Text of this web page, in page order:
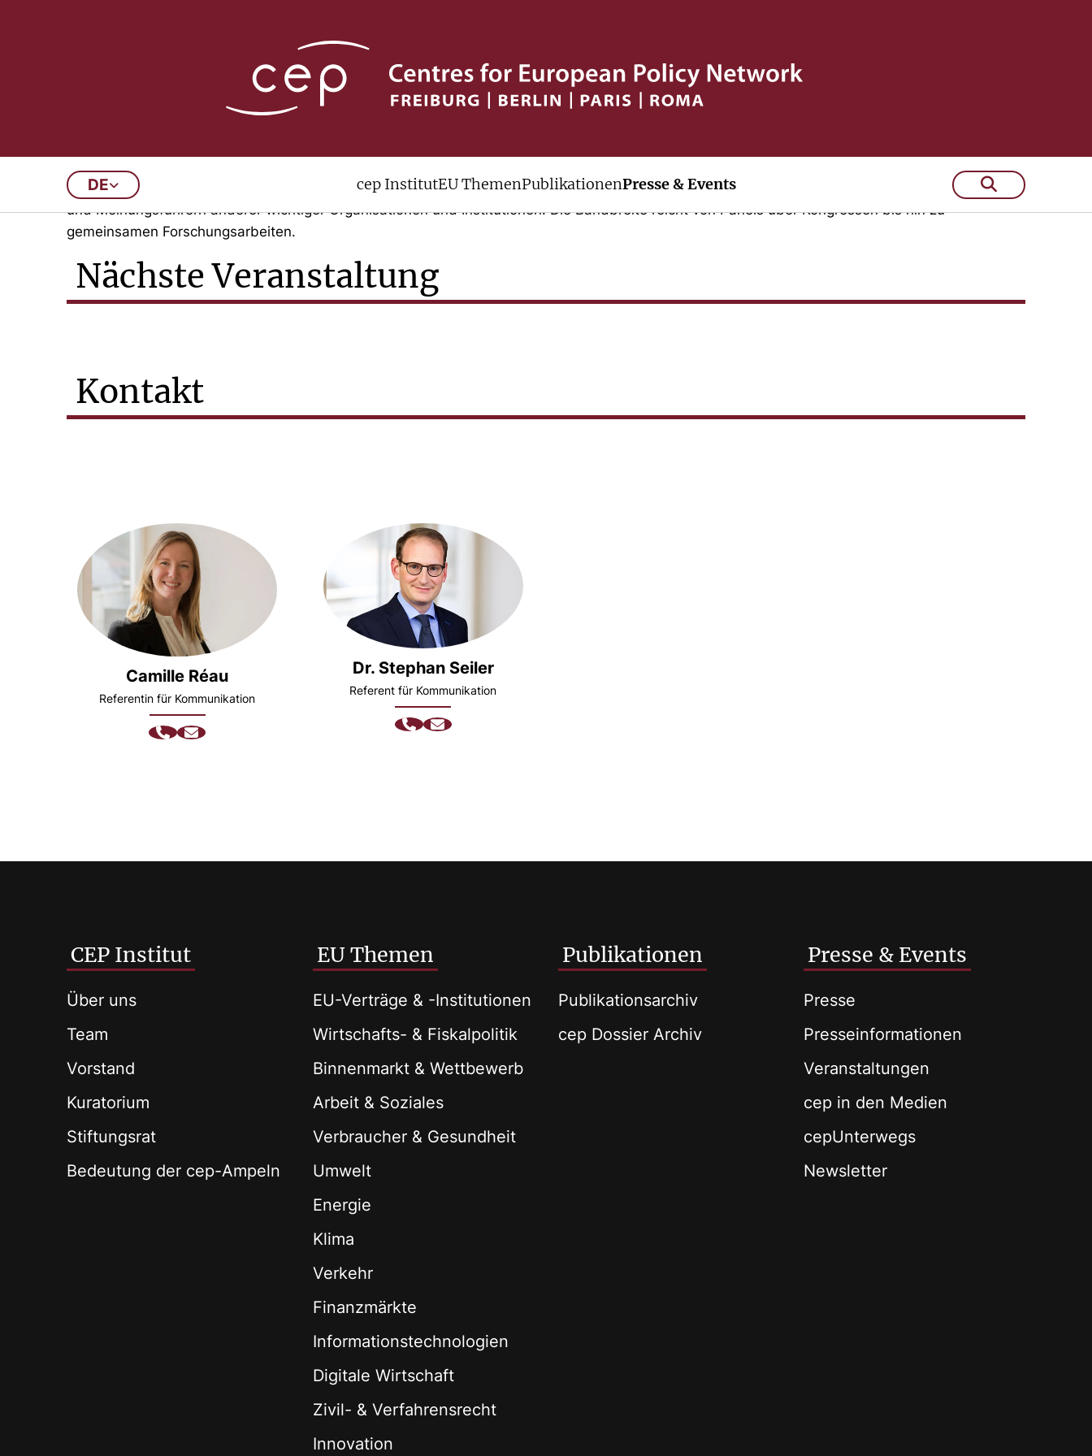
DE cep InstitutEU ThemenPublikationenPresse & Events
Veranstaltungen
Auf wissenschaftlicher und europapolitischer Ebene initiiert das cep regelmäßig den Austausch mit führenden Wissenschaftlern, Protagonisten
und Meinungsführern anderer wichtiger Organisationen und Institutionen. Die Bandbreite reicht von Panels über Kongressen bis hin zu
gemeinsamen Forschungsarbeiten.
Nächste Veranstaltung
Kontakt
Camille Réau
Referentin für Kommunikation
Dr. Stephan Seiler
Referent für Kommunikation
CEP Institut
Über uns
Team
Vorstand
Kuratorium
Stiftungsrat
Bedeutung der cep-Ampeln
EU Themen
EU-Verträge & -Institutionen
Wirtschafts- & Fiskalpolitik
Binnenmarkt & Wettbewerb
Arbeit & Soziales
Verbraucher & Gesundheit
Umwelt
Energie
Klima
Verkehr
Finanzmärkte
Informationstechnologien
Digitale Wirtschaft
Zivil- & Verfahrensrecht
Innovation
Publikationen
Publikationsarchiv
cep Dossier Archiv
Presse & Events
Presse
Presseinformationen
Veranstaltungen
cep in den Medien
cepUnterwegs
Newsletter